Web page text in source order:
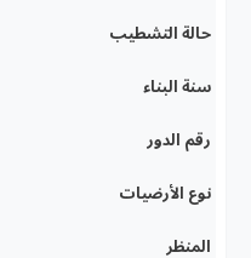
حالة التشطيب
سنة البناء
رقم الدور
نوع الأرضيات
المنظر